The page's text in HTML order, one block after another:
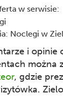
w serwisie:
Noclegi w
i opinie
można
, gdzie